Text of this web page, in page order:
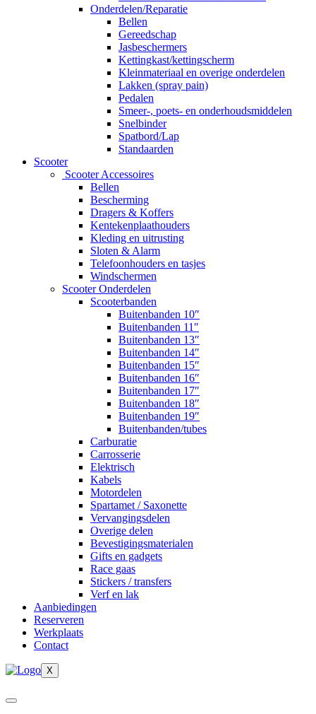
Onderdelen/Reparatie
Bellen
Gereedschap
Jasbeschermers
Kettingkast/kettingscherm
Kleinmateriaal en overige onderdelen
Lakken (spray pain)
Pedalen
Smeer-, poets- en onderhoudsmiddelen
Snelbinder
Spatbord/Lap
Standaarden
Scooter
Scooter Accessoires
Bellen
Bescherming
Dragers & Koffers
Kentekenplaathouders
Kleding en uitrusting
Sloten & Alarm
Telefoonhouders en tasjes
Windschermen
Scooter Onderdelen
Scooterbanden
Buitenbanden 10″
Buitenbanden 11″
Buitenbanden 13″
Buitenbanden 14″
Buitenbanden 15″
Buitenbanden 16″
Buitenbanden 17″
Buitenbanden 18″
Buitenbanden 19″
Buitenbanden/tubes
Carburatie
Carrosserie
Elektrisch
Kabels
Motordelen
Spartamet / Saxonette
Vervangingsdelen
Overige delen
Bevestigingsmaterialen
Gifts en gadgets
Race gaas
Stickers / transfers
Verf en lak
Aanbiedingen
Reserveren
Werkplaats
Contact
X